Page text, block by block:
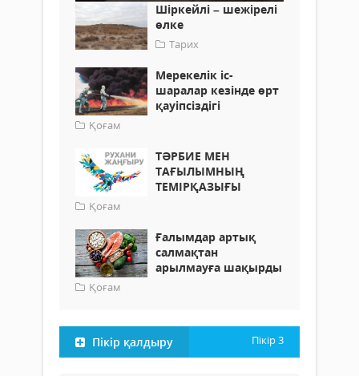
Шіркейлі – шежірелі
өлке
Тарих
Мерекелік іс-
шаралар кезінде өрт
қауіпсіздігі
Қоғам
ТӘРБИЕ МЕН
ТАҒЫЛЫМНЫҢ
ТЕМІРҚАЗЫҒЫ
Қоғам
Ғалымдар артық
салмақтан
арылмауға шақырды
Қоғам
Пікір қалдыру Пікір3